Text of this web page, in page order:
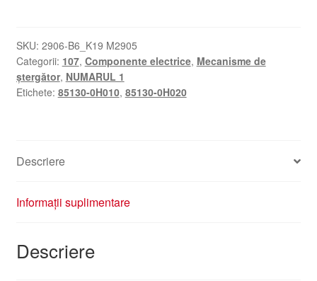
C1
Peugeot
107
85130-
SKU: 2906-B6_K19 M2905
Categorii: 107, Componente electrice, Mecanisme de
ștergător, NUMARUL 1
Etichete: 85130-0H010, 85130-0H020
Descriere
Informații suplimentare
Descriere